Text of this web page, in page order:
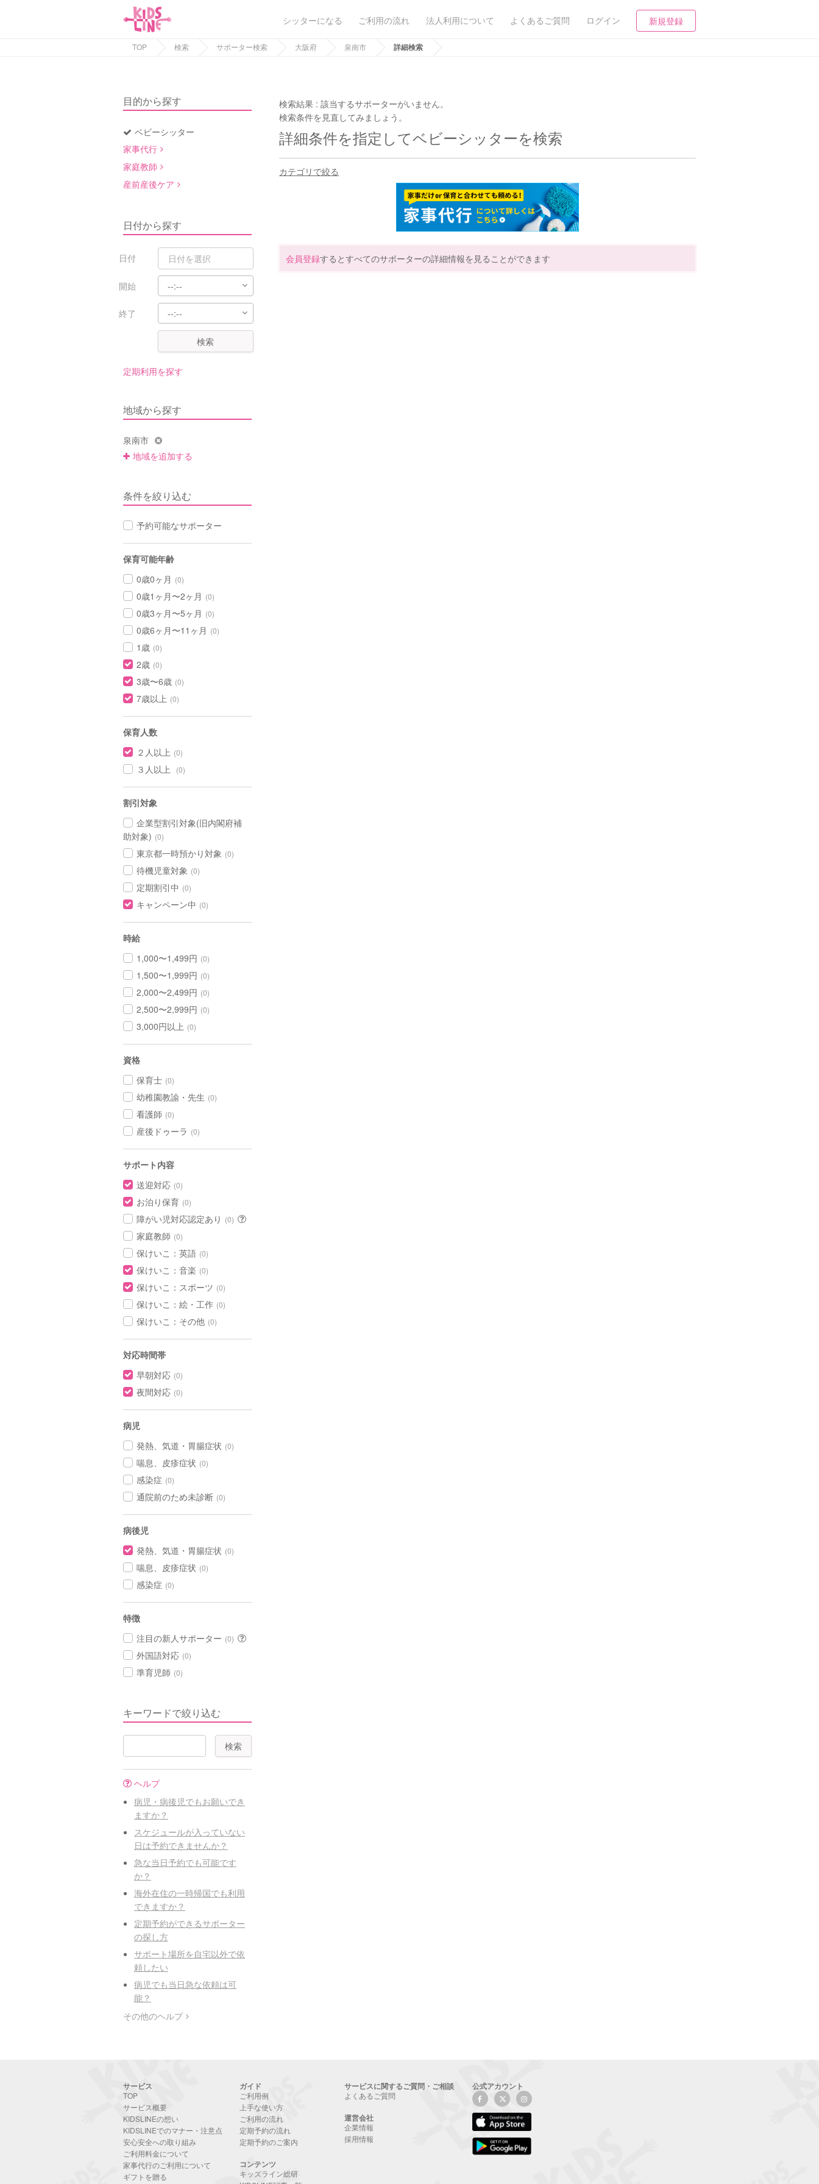
シッターになる ご利用の流れ 法人利用について よくあるご質問 ログイン 新規登録
TOP 検索 サポーター検索 大阪府 泉南市 詳細検索
目的から探す
ベビーシッター
家事代行
家庭教師
産前産後ケア
日付から探す
日付
開始
終了
検索
定期利用を探す
地域から探す
泉南市
地域を追加する
条件を絞り込む
予約可能なサポーター
保育可能年齢
0歳0ヶ月 (0)
0歳1ヶ月〜2ヶ月 (0)
0歳3ヶ月〜5ヶ月 (0)
0歳6ヶ月〜11ヶ月 (0)
1歳 (0)
2歳 (0)
3歳〜6歳 (0)
7歳以上 (0)
保育人数
２人以上 (0)
３人以上 (0)
割引対象
企業型割引対象(旧内閣府補
助対象) (0)
東京都一時預かり対象 (0)
待機児童対象 (0)
定期割引中 (0)
キャンペーン中 (0)
時給
1,000〜1,499円 (0)
1,500〜1,999円 (0)
2,000〜2,499円 (0)
2,500〜2,999円 (0)
3,000円以上 (0)
資格
保育士 (0)
幼稚園教諭・先生 (0)
看護師 (0)
産後ドゥーラ (0)
サポート内容
送迎対応 (0)
お泊り保育 (0)
障がい児対応認定あり (0)
家庭教師 (0)
保けいこ：英語 (0)
保けいこ：音楽 (0)
保けいこ：スポーツ (0)
保けいこ：絵・工作 (0)
保けいこ：その他 (0)
対応時間帯
早朝対応 (0)
夜間対応 (0)
病児
発熱、気道・胃腸症状 (0)
喘息、皮疹症状 (0)
感染症 (0)
通院前のため未診断 (0)
病後児
発熱、気道・胃腸症状 (0)
喘息、皮疹症状 (0)
感染症 (0)
特徴
注目の新人サポーター (0)
外国語対応 (0)
準育児師 (0)
キーワードで絞り込む
ヘルプ
病児・病後児でもお願いでき
ますか？
スケジュールが入っていない
日は予約できませんか？
急な当日予約でも可能です
か？
海外在住の一時帰国でも利用
できますか？
定期予約ができるサポーター
の探し方
サポート場所を自宅以外で依
頼したい
病児でも当日急な依頼は可
能？
その他のヘルプ
検索結果 :該当するサポーターがいません。
検索条件を見直してみましょう。
詳細条件を指定してベビーシッターを検索
カテゴリで絞る
会員登録するとすべてのサポーターの詳細情報を見ることができます
サービス
TOP
サービス概要
KIDSLINEの想い
KIDSLINEでのマナー・注意点
安心安全への取り組み
ご利用料金について
家事代行のご利用について
ギフトを贈る
ガイド
ご利用例
上手な使い方
ご利用の流れ
定期予約の流れ
定期予約のご案内
コンテンツ
キッズライン総研
サービスに関するご質問・ご相談
よくあるご質問
運営会社
企業情報
採用情報
公式アカウント